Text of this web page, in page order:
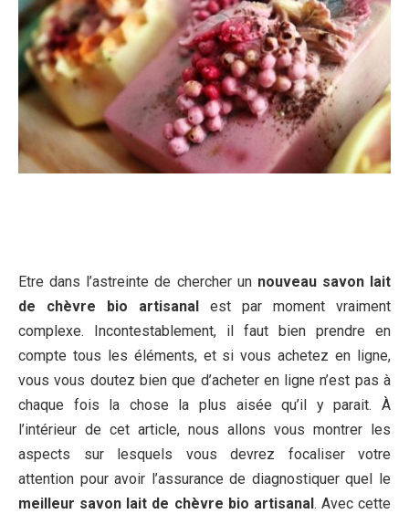
Etre dans l’astreinte de chercher un nouveau savon lait
de chèvre bio artisanal
est par moment vraiment
complexe. Incontestablement, il faut bien prendre en
compte tous les éléments, et si vous achetez en ligne,
vous vous doutez bien que d’acheter en ligne n’est pas à
chaque fois la chose la plus aisée qu’il y parait. À
l’intérieur de cet article, nous allons vous montrer les
aspects sur lesquels vous devrez focaliser votre
attention pour avoir l’assurance de diagnostiquer quel le
meilleur savon lait de chèvre bio artisanal . Avec cette